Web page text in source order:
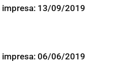
impresa: 13/09/2019
impresa: 06/06/2019